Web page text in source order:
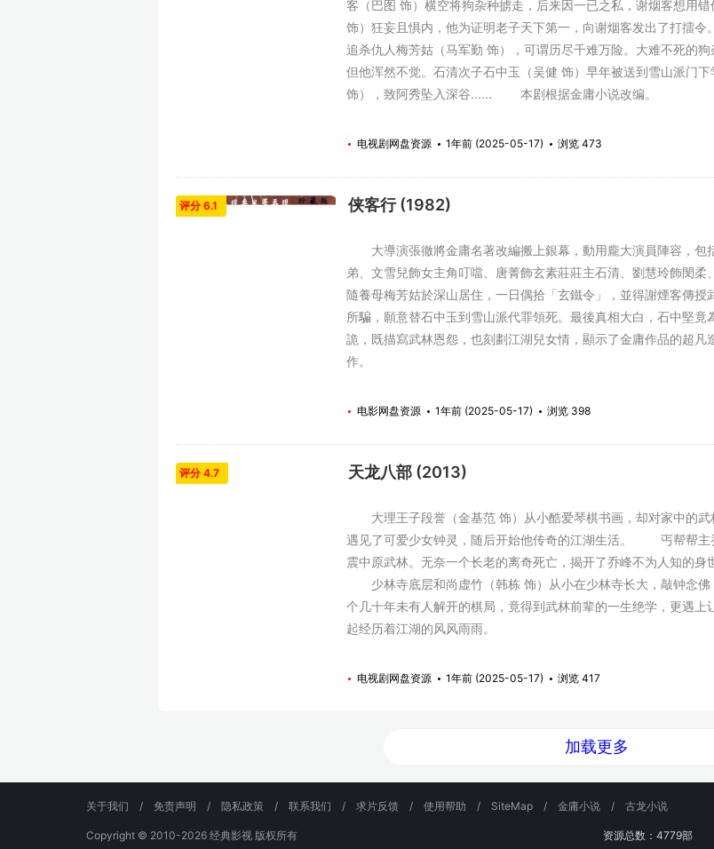
客（巴图 饰）横空将狗杂种掳走，后来因一已之私，谢烟客想用
饰）狂妄且惧内，他为证明老子天下第一，向谢烟客发出了打擂
追杀仇人梅芳姑（马军勤 饰），可谓历尽千难万险。大难不死的
但他浑然不觉。石清次子石中玉（吴健 饰）早年被送到雪山派门
饰），致阿秀坠入深谷...... 本剧根据金庸小说改编。
电视剧网盘资源 1年前 (2025-05-17) 浏览 473
评分 6.1 侠客行 (1982)
大導演張徹將金庸名著改編搬上銀幕，動用龐大演員陣容，包
弟、文雪兒飾女主角叮噹、唐菁飾玄素莊莊主石清、劉慧玲飾閔
隨養母梅芳姑於深山居住，一日偶拾「玄鐵令」，並得謝煙客傳
所騙，願意替石中玉到雪山派代罪領死。最後真相大白，石中堅
詭，既描寫武林恩怨，也刻劃江湖兒女情，顯示了金庸作品的超
作。
电影网盘资源 1年前 (2025-05-17) 浏览 398
评分 4.7 天龙八部 (2013)
大理王子段誉（金基范 饰）从小酷爱琴棋书画，却对家中的武
遇见了可爱少女钟灵，随后开始他传奇的江湖生活。 丐帮帮主
震中原武林。无奈一个长老的离奇死亡，揭开了乔峰不为人知的身
少林寺底层和尚虚竹（韩栋 饰）从小在少林寺长大，敲钟念佛
个几十年未有人解开的棋局，竟得到武林前辈的一生绝学，更
起经历着江湖的风风雨雨。
电视剧网盘资源 1年前 (2025-05-17) 浏览 417
加载更多
关于我们 / 免责声明 / 隐私政策 / 联系我们 / 求片反馈 / 使用帮助 / SiteMap / 金庸小说 / 古龙小说
Copyright © 2010-2026经典影视 版权所有 资源总数：4779部